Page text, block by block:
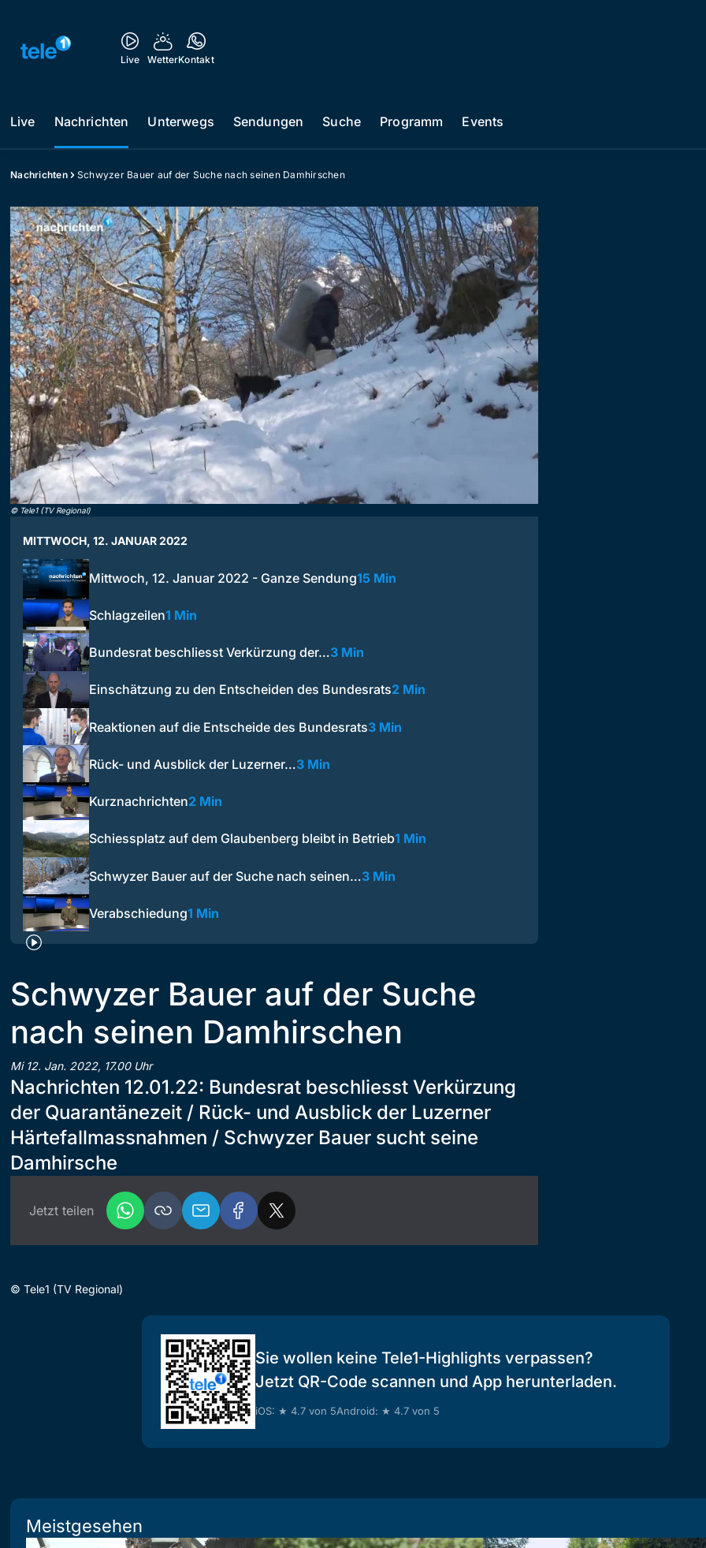
Live WetterKontakt
Live Nachrichten Unterwegs Sendungen Suche Programm Events
Nachrichten Schwyzer Bauer auf der Suche nach seinen Damhirschen
© Tele1 (TV Regional)
MITTWOCH, 12. JANUAR 2022
Mittwoch, 12. Januar 2022 - Ganze Sendung15 Min
Schlagzeilen1 Min
Bundesrat beschliesst Verkürzung der…3 Min
Einschätzung zu den Entscheiden des Bundesrats2 Min
Reaktionen auf die Entscheide des Bundesrats3 Min
Rück- und Ausblick der Luzerner…3 Min
Kurznachrichten2 Min
Schiessplatz auf dem Glaubenberg bleibt in Betrieb1 Min
Schwyzer Bauer auf der Suche nach seinen…3 Min
Verabschiedung1 Min
Schwyzer Bauer auf der Suche
nach seinen Damhirschen
Mi 12. Jan. 2022, 17.00 Uhr
Nachrichten 12.01.22: Bundesrat beschliesst Verkürzung
der Quarantänezeit / Rück- und Ausblick der Luzerner
Härtefallmassnahmen / Schwyzer Bauer sucht seine
Damhirsche
Jetzt teilen
© Tele1 (TV Regional)
Sie wollen keine Tele1-Highlights verpassen?
Jetzt QR-Code scannen und App herunterladen.
iOS: ★ 4.7 von 5Android: ★ 4.7 von 5
Meistgesehen